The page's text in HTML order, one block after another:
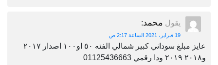
يقول محمد:
19 فبراير، 2021 الساعة 2:17 ص
عايز مبلغ سوداني كبير شمالي الفئه ٥٠ او١٠٠ اصدار ٢٠١٧
و٢٠١٨ ٢٠١٩ ودا رقمي 01125436663